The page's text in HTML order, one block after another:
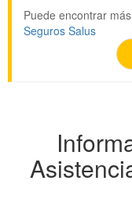
Puede encontrar
Seguros Salus